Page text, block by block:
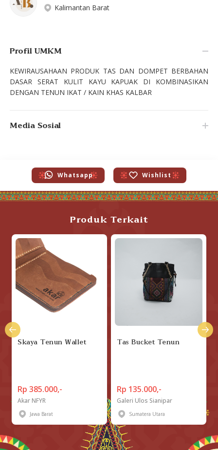
Kalimantan Barat
Profil UMKM
KEWIRAUSAHAAN PRODUK TAS DAN DOMPET BERBAHAN
DASAR SERAT KULIT KAYU KAPUAK DI KOMBINASIKAN
DENGAN TENUN IKAT / KAIN KHAS KALBAR
Media Sosial
Whatsapp Wishlist
Produk Terkait
Skaya Tenun Wallet
Rp 385.000,-
Akar NFYR
Jawa Barat
Tas Bucket Tenun
Rp 135.000,-
Galeri Ulos Sianipar
Sumatera Utara